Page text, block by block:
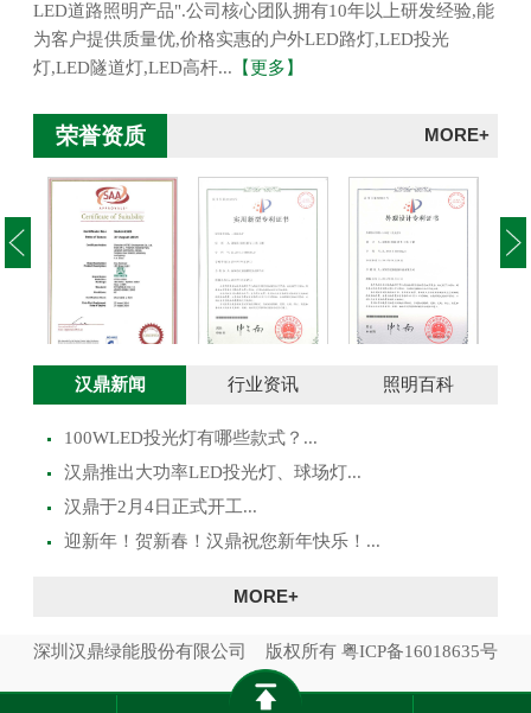
LED道路照明产品".公司核心团队拥有10年以上研发经验,能
为客户提供质量优,价格实惠的户外LED路灯,LED投光
灯,LED隧道灯,LED高杆... 【更多】
荣誉资质 MORE+
澳大利亚SAA证
书
投光灯实用新型
投光灯外观设计
汉鼎新闻 行业资讯 照明百科
100WLED投光灯有哪些款式？...
​汉鼎推出大功率LED投光灯、球场灯...
汉鼎于2月4日正式开工...
迎新年！贺新春！汉鼎祝您新年快乐！...
MORE+
深圳汉鼎绿能股份有限公司 版权所有 粤ICP备16018635号